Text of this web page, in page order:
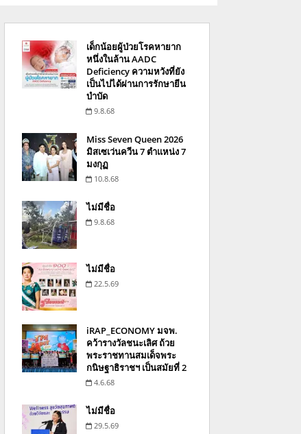
เด็กน้อยผู้ป่วยโรคหายาก
หนึ่งในล้าน AADC
Deficiency ความหวังที่ยัง
เป็นไปได้ผ่านการรักษายีน
บำบัด
9.8.68
Miss Seven Queen 2026
มิสเซเว่นควีน 7 ตำแหน่ง 7
มงกุฏ
10.8.68
ไม่มีชื่อ
9.8.68
ไม่มีชื่อ
22.5.69
iRAP_ECONOMY มจพ.
คว้ารางวัลชนะเลิศ ถ้วย
พระราชทานสมเด็จพระ
กนิษฐาธิราชฯ เป็นสมัยที่ 2
4.6.68
ไม่มีชื่อ
29.5.69